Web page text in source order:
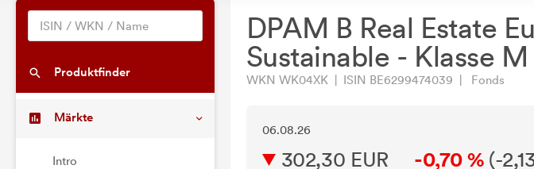
Produktfinder
Märkte
Intro
DPAM B Real Estate
Sustainable - Klasse M
WKN WK04XK | ISIN BE6299474039 | Fonds
06.08.26
302,30 EUR -0,70 % (-